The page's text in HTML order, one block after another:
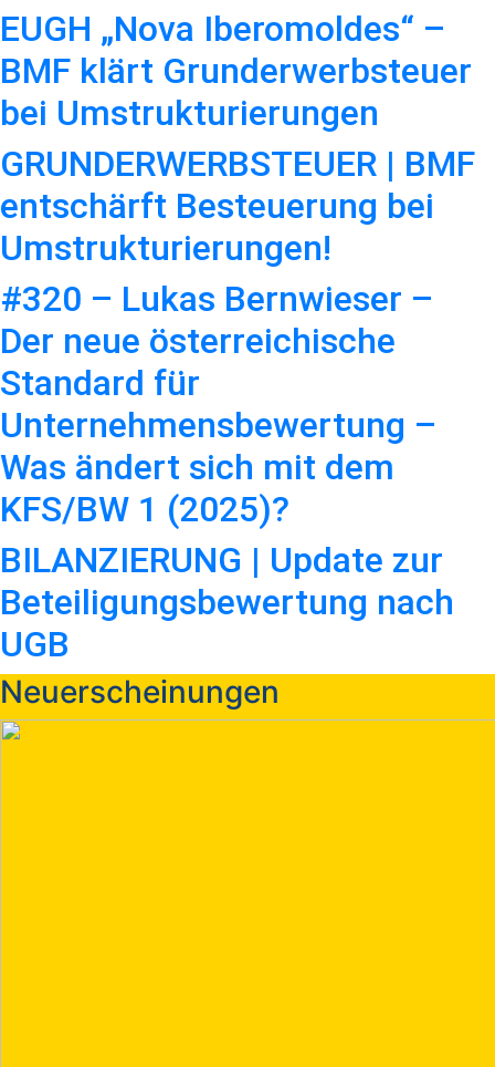
EUGH „Nova Iberomoldes“ –
BMF klärt Grunderwerbsteuer
bei Umstrukturierungen
GRUNDERWERBSTEUER | BMF
entschärft Besteuerung bei
Umstrukturierungen!
#320 – Lukas Bernwieser –
Der neue österreichische
Standard für
Unternehmensbewertung –
Was ändert sich mit dem
KFS/BW 1 (2025)?
BILANZIERUNG | Update zur
Beteiligungsbewertung nach
UGB
Neuerscheinungen